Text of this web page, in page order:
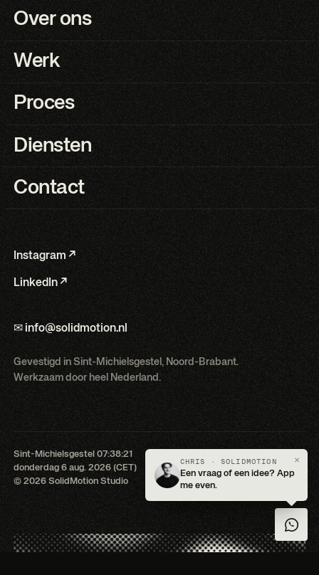
Over ons
Werk
Proces
Diensten
Contact
Instagram ↗
LinkedIn ↗
✉ info@solidmotion.nl
Gevestigd in Sint-Michielsgestel, Noord-Brabant.
Werkzaam door heel Nederland.
Sint-Michielsgestel07:38:22
donderdag 6 aug. 2026 (CET)
Plekken vrij voor Q3 '26
© 2026 SolidMotion Studio
CHRIS · SOLIDMOTION
Een vraag of een idee? App
me even.
×